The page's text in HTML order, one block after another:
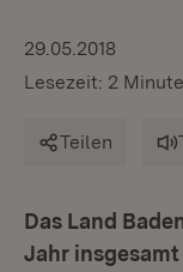
29.05.2018
Lesezeit: 2
Teilen
Das Land
Jahr